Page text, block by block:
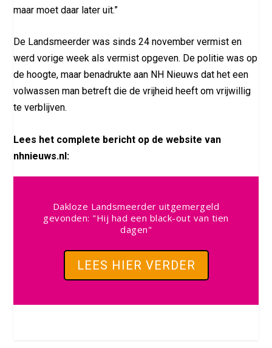
maar moet daar later uit.”
De Landsmeerder was sinds 24 november vermist en
werd vorige week als vermist opgeven. De politie was op
de hoogte, maar benadrukte aan NH Nieuws dat het een
volwassen man betreft die de vrijheid heeft om vrijwillig
te verblijven.
Lees het complete bericht op de website van
nhnieuws.nl:
Dakloze Landsmeerder uitgemergeld
gevonden: "Hij had een black-out van tien
dagen"
LEES HIER VERDER